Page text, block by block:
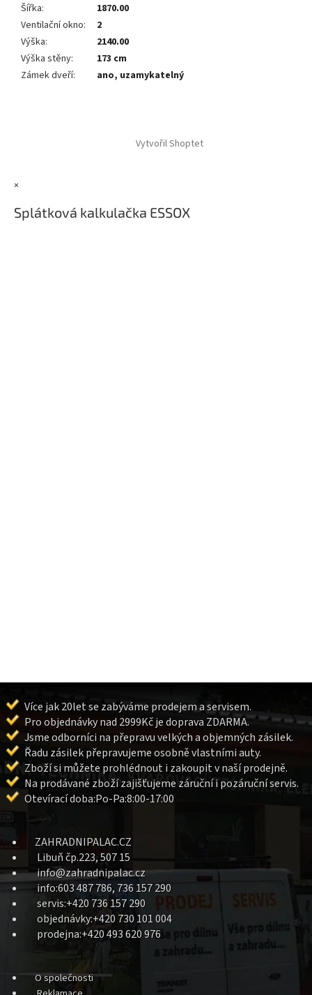
Šířka:
1870.00
Ventilační okno:
2
Výška:
2140.00
Výška stěny:
173 cm
Zámek dveří: ano, uzamykatelný
Vytvořil Shoptet
×
Splátková kalkulačka ESSOX
Více jak 20let se zabýváme prodejem a servisem.
Pro objednávky nad 2999Kč je doprava ZDARMA.
Jsme odborníci na přepravu velkých a objemných zásilek.
Řadu zásilek přepravujeme osobně vlastními auty.
Zboží si můžete prohlédnout i zakoupit v naší prodejně.
Na prodávané zboží zajišťujeme záruční i pozáruční servis.
Otevírací doba:Po-Pa:8:00-17:00
ZAHRADNIPALAC.CZ
Libuň čp.223, 507 15
info@zahradnipalac.cz
info:603 487 786, 736 157 290
servis:+420 736 157 290
objednávky:+420 730 101 004
prodejna:+420 493 620 976
O společnosti